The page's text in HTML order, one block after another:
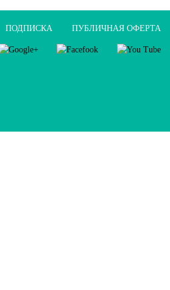
ПОДПИСКА ПУБЛИЧНАЯ ОФЕРТА